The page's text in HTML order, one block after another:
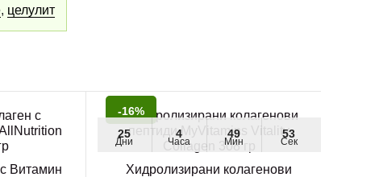
, целулит
Витамин
-16%
25
Дни
4
Часа
49
Мин
53
Сек
Хидролизирани колагенови